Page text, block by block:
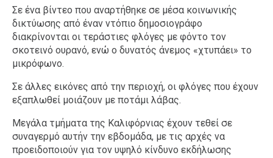
Σε ένα βίντεο που αναρτήθηκε σε μέσα κοινωνικής
δικτύωσης από έναν ντόπιο δημοσιογράφο
διακρίνονται οι τεράστιες φλόγες με φόντο τον
σκοτεινό ουρανό, ενώ ο δυνατός άνεμος «χτυπάει» το
μικρόφωνο.
Σε άλλες εικόνες από την περιοχή, οι φλόγες που έχουν
εξαπλωθεί μοιάζουν με ποτάμι λάβας.
Μεγάλα τμήματα της Καλιφόρνιας έχουν τεθεί σε
συναγερμό αυτήν την εβδομάδα, με τις αρχές να
προειδοποιούν για τον υψηλό κίνδυνο εκδήλωσης